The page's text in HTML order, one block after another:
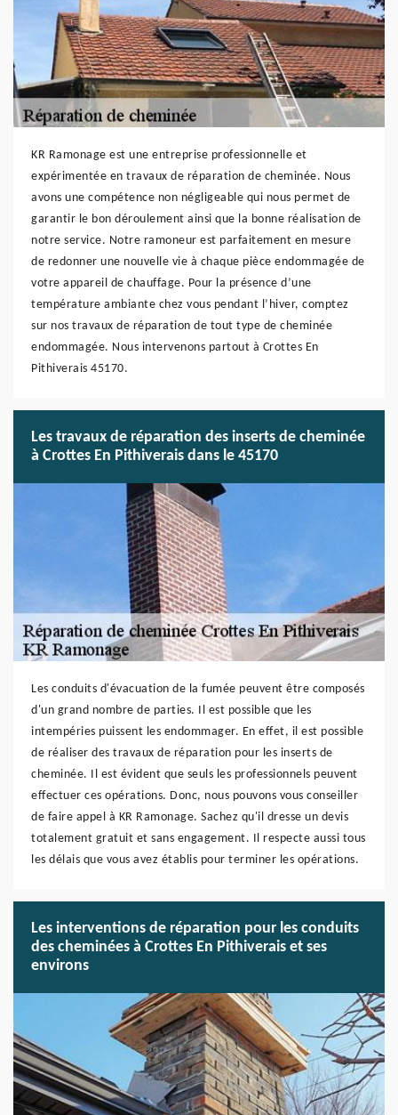
KR Ramonage est une entreprise professionnelle et
expérimentée en travaux de réparation de cheminée. Nous
avons une compétence non négligeable qui nous permet de
garantir le bon déroulement ainsi que la bonne réalisation de
notre service. Notre ramoneur est parfaitement en mesure
de redonner une nouvelle vie à chaque pièce endommagée de
votre appareil de chauffage. Pour la présence d’une
température ambiante chez vous pendant l’hiver, comptez
sur nos travaux de réparation de tout type de cheminée
endommagée. Nous intervenons partout à Crottes En
Pithiverais 45170.
Les travaux de réparation des inserts de cheminée
à Crottes En Pithiverais dans le 45170
Les conduits d'évacuation de la fumée peuvent être composés
d'un grand nombre de parties. Il est possible que les
intempéries puissent les endommager. En effet, il est possible
de réaliser des travaux de réparation pour les inserts de
cheminée. Il est évident que seuls les professionnels peuvent
effectuer ces opérations. Donc, nous pouvons vous conseiller
de faire appel à KR Ramonage. Sachez qu'il dresse un devis
totalement gratuit et sans engagement. Il respecte aussi tous
les délais que vous avez établis pour terminer les opérations.
Les interventions de réparation pour les conduits
des cheminées à Crottes En Pithiverais et ses
environs